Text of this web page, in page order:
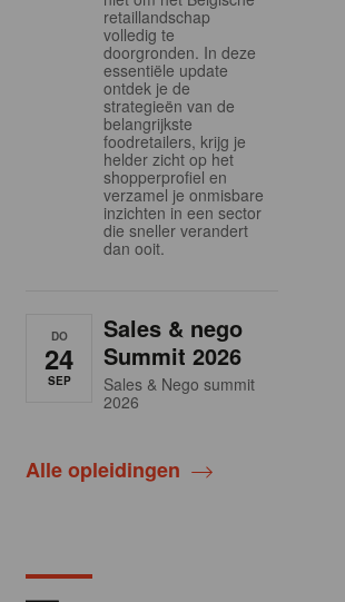
retaillandschap
volledig te
doorgronden. In deze
essentiële update
ontdek je de
strategieën van de
belangrijkste
foodretailers, krijg je
helder zicht op het
shopperprofiel en
verzamel je onmisbare
inzichten in een sector
die sneller verandert
dan ooit.
DO
24
SEP
Sales & nego
Summit 2026
Sales & Nego summit
2026
Alle opleidingen